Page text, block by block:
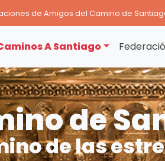
de Amigos del Camino de
A Santiago
de
de las